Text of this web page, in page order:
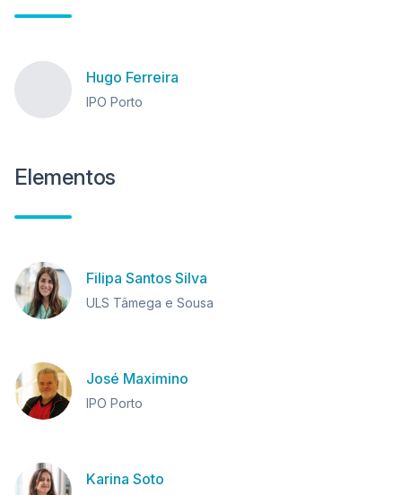
Hugo Ferreira
IPO Porto
Elementos
Filipa Santos Silva
ULS Tâmega e Sousa
José Maximino
IPO Porto
Karina Soto